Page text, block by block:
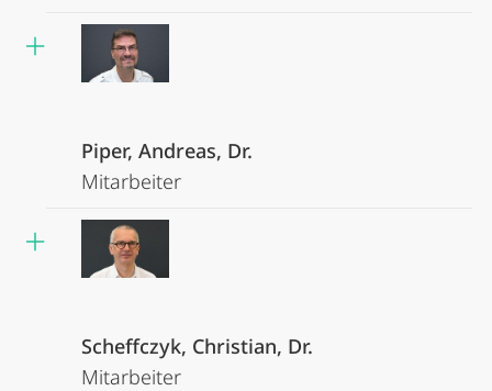
Piper, Andreas, Dr.
Mitarbeiter
Scheffczyk, Christian, Dr.
Mitarbeiter